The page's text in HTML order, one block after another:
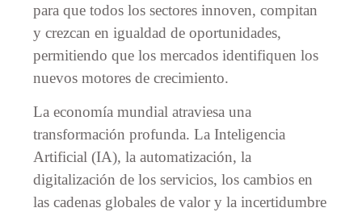
para que todos los sectores innoven, compitan
y crezcan en igualdad de oportunidades,
permitiendo que los mercados identifiquen los
nuevos motores de crecimiento.
La economía mundial atraviesa una
transformación profunda. La Inteligencia
Artificial (IA), la automatización, la
digitalización de los servicios, los cambios en
las cadenas globales de valor y la incertidumbre